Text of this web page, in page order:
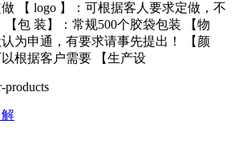
【 logo 】：可根据客人要求定做，不
【包 装】：常规500个胶袋包装 【物
为申通，有要求请事先提出！ 【颜
根据客户需要 【生产设